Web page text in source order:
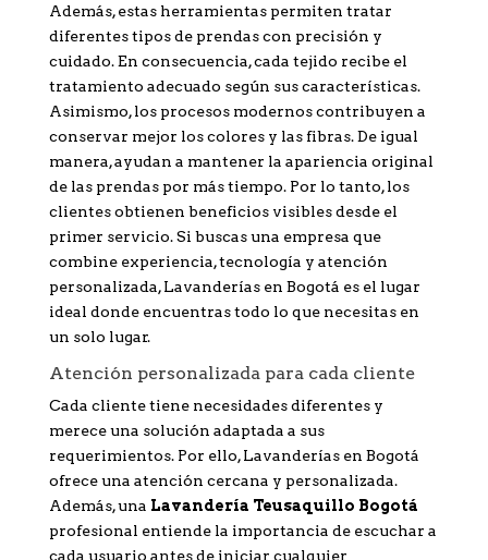
Además, estas herramientas permiten tratar
diferentes tipos de prendas con precisión y
cuidado. En consecuencia, cada tejido recibe el
tratamiento adecuado según sus características.
Asimismo, los procesos modernos contribuyen a
conservar mejor los colores y las fibras. De igual
manera, ayudan a mantener la apariencia original
de las prendas por más tiempo. Por lo tanto, los
clientes obtienen beneficios visibles desde el
primer servicio. Si buscas una empresa que
combine experiencia, tecnología y atención
personalizada, Lavanderías en Bogotá es el lugar
ideal donde encuentras todo lo que necesitas en
un solo lugar.
Atención personalizada para cada cliente
Cada cliente tiene necesidades diferentes y
merece una solución adaptada a sus
requerimientos. Por ello, Lavanderías en Bogotá
ofrece una atención cercana y personalizada.
Además, una Lavandería Teusaquillo Bogotá
profesional entiende la importancia de escuchar a
cada usuario antes de iniciar cualquier